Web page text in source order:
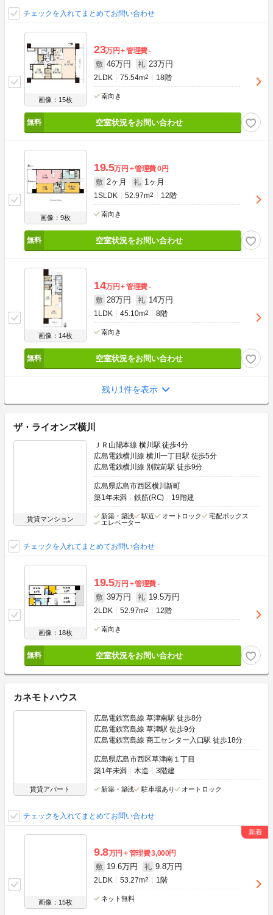
チェックを入れてまとめてお問い合わせ
画像：15枚
23万円 管理費-
敷 46万円 礼 23万円
2LDK 75.54m2 18階
南向き
空室状況をお問い合わせ
画像：9枚
19.5万円 管理費0円
敷 2ヶ月 礼 1ヶ月
1SLDK 52.97m2 12階
南向き
空室状況をお問い合わせ
画像：14枚
14万円 管理費-
敷 28万円 礼 14万円
1LDK 45.10m2 8階
南向き
空室状況をお問い合わせ
残り1件を表示
ザ・ライオンズ横川
賃貸マンション
ＪＲ山陽本線 横川駅 徒歩4分
広島電鉄横川線 横川一丁目駅 徒歩5分
広島電鉄横川線 別院前駅 徒歩9分
広島県広島市西区横川新町
築1年未満
鉄筋(RC) 19階建
新築・築浅 駅近 オートロック
宅配ボックス
エレベーター
チェックを入れてまとめてお問い合わせ
画像：18枚
19.5万円 管理費-
敷 39万円 礼 19.5万円
2LDK 52.97m2 12階
南向き
空室状況をお問い合わせ
カネモトハウス
賃貸アパート
広島電鉄宮島線 草津南駅 徒歩8分
広島電鉄宮島線 草津駅 徒歩9分
広島電鉄宮島線 商工センター入口駅 徒歩18分
広島県広島市西区草津南１丁目
築1年未満
木造 3階建
新築・築浅 駐車場あり オートロック
チェックを入れてまとめてお問い合わせ
画像：15枚
9.8万円 管理費3,000円
敷 19.6万円 礼 9.8万円
2LDK 53.27m2 1階
ネット無料